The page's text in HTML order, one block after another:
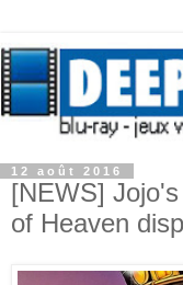
12 août 2016
[NEWS]
of Heaven